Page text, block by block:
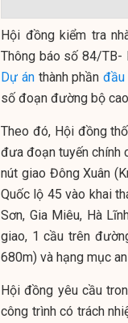
Hội đồng kiểm tra
Thông báo số 84/TB-
Dự ánthành phần
số đoạn đường bộ
Theo đó, Hội đồng
đưa đoạn tuyến chính
nút giao Đông Xuân
Quốc lộ 45 vào khai
Sơn, Gia Miêu, Hà
giao, 1 cầu trên
680m) và hạng mục
Hội đồng yêu cầu
công trình có trách